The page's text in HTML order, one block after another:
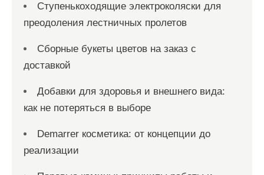
Ступенькоходящие электроколяски для
преодоления лестничных пролетов
Сборные букеты цветов на заказ с
доставкой
Добавки для здоровья и внешнего вида:
как не потеряться в выборе
Demarrer косметика: от концепции до
реализации